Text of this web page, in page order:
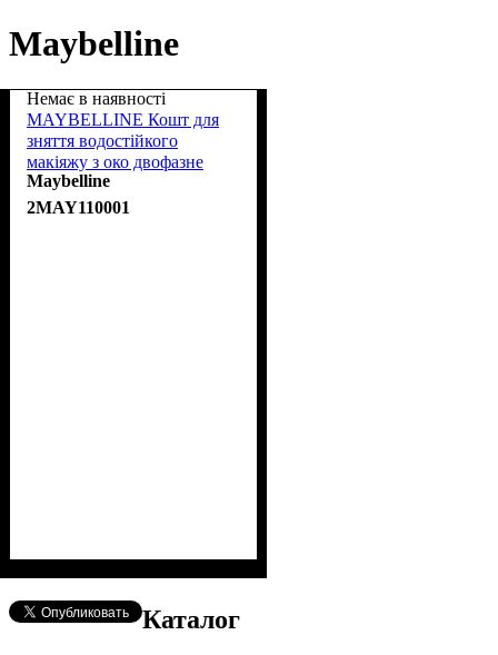
Maybelline
Немає в наявності
MAYBELLINE Кошт для
зняття водостійкого
макіяжу з око двофазне
Expert Eyes 2 in 1 125ml
Maybelline
2MAY110001
Каталог